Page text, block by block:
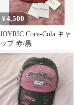
¥4,500
JOYRIC Coca-Cola キャ
ップ 赤/黒